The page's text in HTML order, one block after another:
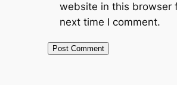
website in this browser
next time I comment.